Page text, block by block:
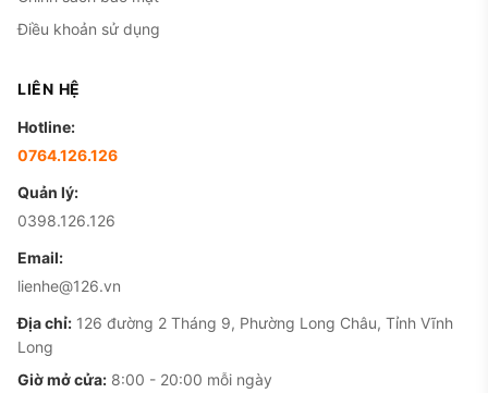
Điều khoản sử dụng
LIÊN HỆ
Hotline:
0764.126.126
Quản lý:
0398.126.126
Email:
lienhe@126.vn
Địa chỉ: 126 đường 2 Tháng 9, Phường Long Châu, Tỉnh Vĩnh
Long
Giờ mở cửa: 8:00 - 20:00 mỗi ngày